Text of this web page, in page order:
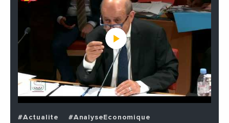
#Actualite
#AnalyseEconomique